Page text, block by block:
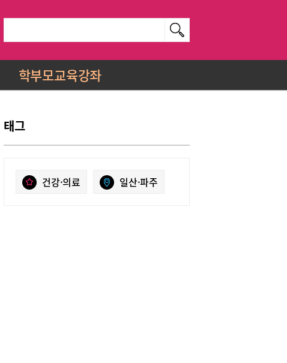
학부모교육강좌
태그
건강·의료 일산·파주